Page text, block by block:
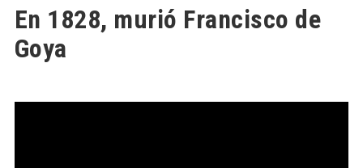
En 1828, murió Francisco de
Goya